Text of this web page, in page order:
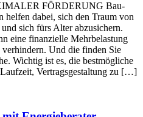
FÖRDERUNG Bau-
helfen dabei, sich den Traum von
sich fürs Alter abzusichern.
eine finanzielle Mehrbelastung
Und die finden Sie
Wichtig ist es, die bestmögliche
Vertragsgestaltung zu […]